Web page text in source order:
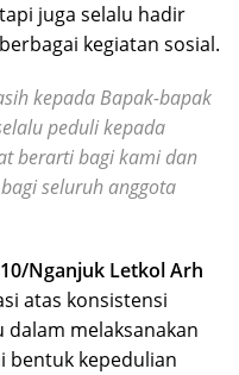
juga selalu hadir
kegiatan sosial.
kepada Bapak-bapak
peduli kepada
berarti bagi kami dan
seluruh anggota
Nganjuk Letkol Arh
atas konsistensi
dalam melaksanakan
bentuk kepedulian